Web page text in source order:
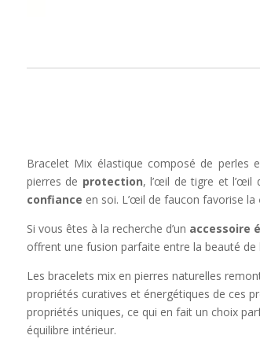
Bracelet Mix élastique composé de perles
pierres de protection, l’œil de tigre et l’œil
confiance en soi. L’œil de faucon favorise la
Si vous êtes à la recherche d’un accessoire
offrent une fusion parfaite entre la beauté
Les bracelets mix en pierres naturelles
propriétés curatives et énergétiques de ces
propriétés uniques, ce qui en fait un choix
équilibre intérieur.